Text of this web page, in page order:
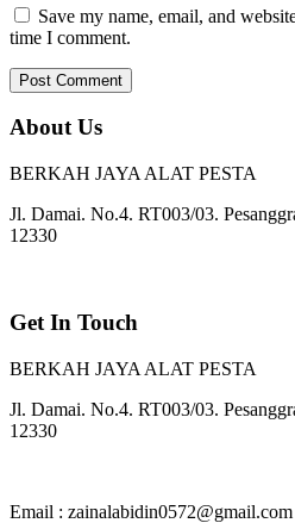
Save my name, email, and
time I comment.
About Us
BERKAH JAYA ALAT PESTA
Jl. Damai. No.4. RT003/03.
12330
Get In Touch
BERKAH JAYA ALAT PESTA
Jl. Damai. No.4. RT003/03.
12330
Email : zainalabidin0572@gmail.com